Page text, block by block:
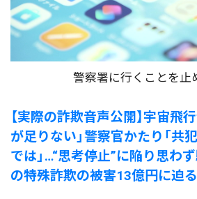
警察署に行くことを止
【実際の詐欺音声公開】宇宙飛
が足りない」警察官かたり「共
では」…“思考停止”に陥り思わ
の特殊詐欺の被害13億円に迫